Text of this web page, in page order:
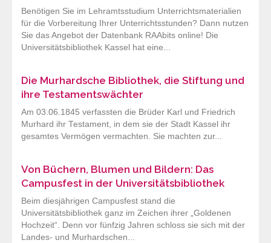
Benötigen Sie im Lehramtsstudium Unterrichtsmaterialien
für die Vorbereitung Ihrer Unterrichtsstunden? Dann nutzen
Sie das Angebot der Datenbank RAAbits online! Die
Universitätsbibliothek Kassel hat eine...
Die Murhardsche Bibliothek, die Stiftung und
ihre Testamentswächter
Am 03.06.1845 verfassten die Brüder Karl und Friedrich
Murhard ihr Testament, in dem sie der Stadt Kassel ihr
gesamtes Vermögen vermachten. Sie machten zur...
Von Büchern, Blumen und Bildern: Das
Campusfest in der Universitätsbibliothek
Beim diesjährigen Campusfest stand die
Universitätsbibliothek ganz im Zeichen ihrer „Goldenen
Hochzeit“. Denn vor fünfzig Jahren schloss sie sich mit der
Landes- und Murhardschen...